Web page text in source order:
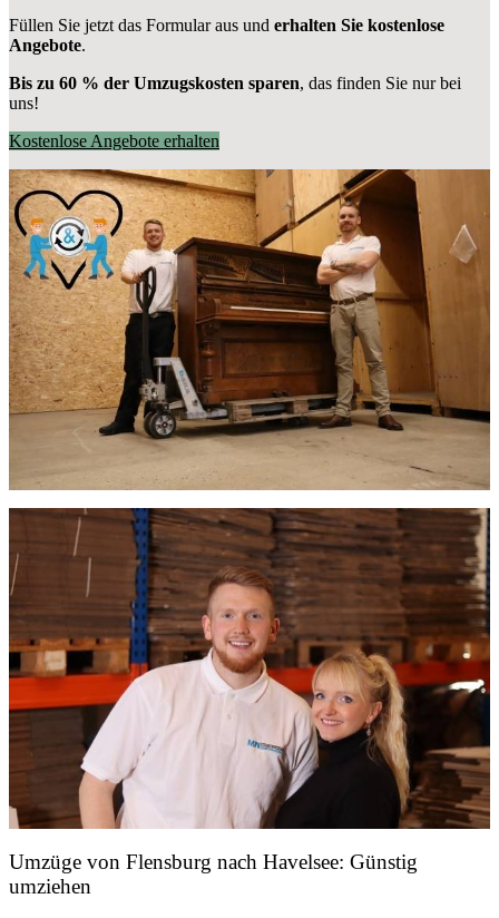
Füllen Sie jetzt das Formular aus und erhalten Sie kostenlose
Angebote.
Bis zu 60 % der Umzugskosten sparen, das finden Sie nur bei
uns!
Kostenlose Angebote erhalten
Umzüge von Flensburg nach Havelsee: Günstig
umziehen